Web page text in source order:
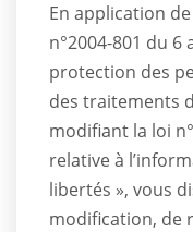
En application
n°2004-801 du 6
protection des
des traitements
modifiant la loi
relative à
libertés », vous
modification, de